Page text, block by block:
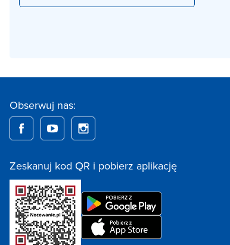
Obserwuj nas:
Zeskanuj kod QR i pobierz aplikację